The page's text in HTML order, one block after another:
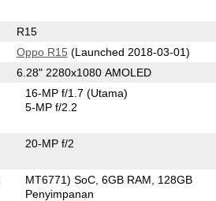
R15
Oppo R15 (Launched 2018-03-01)
6.28" 2280x1080 AMOLED
16-MP f/1.7(Utama)
5-MP f/2.2
20-MP f/2
MT6771) SoC 6GB RAM
128GB
Penyimpanan